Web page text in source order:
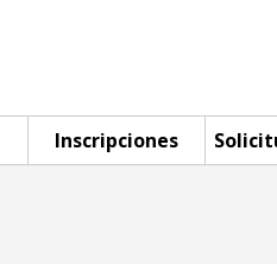
Inscripciones